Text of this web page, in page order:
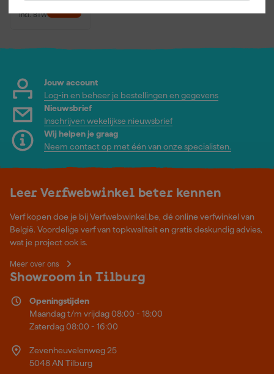
19
incl. BTW
Jouw account
Log-in en beheer je bestellingen en gegevens
Nieuwsbrief
Inschrijven wekelijkse nieuwsbrief
Wij helpen je graag
Neem contact op met één van onze specialisten.
Leer Verfwebwinkel beter kennen
Verf kopen doe je bij Verfwebwinkel.be, dé online verfwinkel van
België. Voordelige verf van topkwaliteit en gratis deskundig advies,
wat je project ook is.
Meer over ons
Showroom in Tilburg
Openingstijden
Maandag t/m vrijdag 08:00 - 18:00
Zaterdag 08:00 - 16:00
Zevenheuvelenweg 25
5048 AN Tilburg